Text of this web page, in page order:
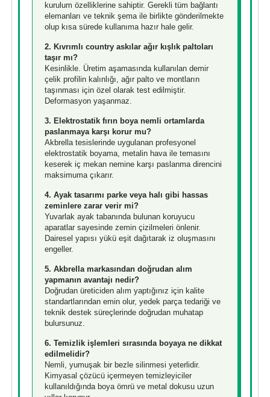
kurulum özelliklerine sahiptir. Gerekli tüm bağlantı
elemanları ve teknik şema ile birlikte gönderilmekte
olup kısa sürede kullanıma hazır hale gelir.
2. Kıvrımlı country askılar ağır kışlık paltoları
taşır mı?
Kesinlikle. Üretim aşamasında kullanılan demir
çelik profilin kalınlığı, ağır palto ve montların
taşınması için özel olarak test edilmiştir.
Deformasyon yaşanmaz.
3. Elektrostatik fırın boya nemli ortamlarda
paslanmaya karşı korur mu?
Akbrella tesislerinde uygulanan profesyonel
elektrostatik boyama, metalin hava ile temasını
keserek iç mekan nemine karşı paslanma direncini
maksimuma çıkarır.
4. Ayak tasarımı parke veya halı gibi hassas
zeminlere zarar verir mi?
Yuvarlak ayak tabanında bulunan koruyucu
aparatlar sayesinde zemin çizilmeleri önlenir.
Dairesel yapısı yükü eşit dağıtarak iz oluşmasını
engeller.
5. Akbrella markasından doğrudan alım
yapmanın avantajı nedir?
Doğrudan üreticiden alım yaptığınız için kalite
standartlarından emin olur, yedek parça tedariği ve
teknik destek süreçlerinde doğrudan muhatap
bulursunuz.
6. Temizlik işlemleri sırasında boyaya ne dikkat
edilmelidir?
Nemli, yumuşak bir bezle silinmesi yeterlidir.
Kimyasal çözücü içermeyen temizleyiciler
kullanıldığında boya ömrü ve metal dokusu uzun